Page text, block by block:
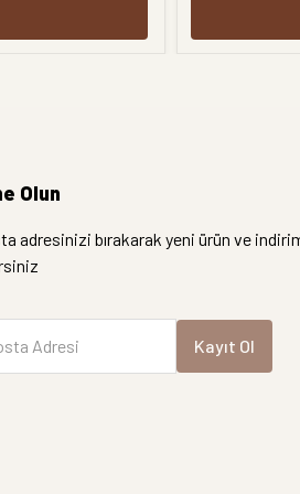
Olun
adresinizi bırakarak yeni ürün ve
Adresi Kayıt Ol